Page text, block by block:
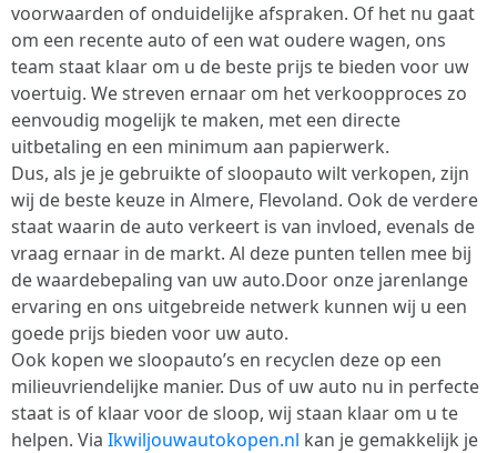
voorwaarden of onduidelijke afspraken. Of het nu gaat
om een recente auto of een wat oudere wagen, ons
team staat klaar om u de beste prijs te bieden voor uw
voertuig. We streven ernaar om het verkoopproces zo
eenvoudig mogelijk te maken, met een directe
uitbetaling en een minimum aan papierwerk.
Dus, als je je gebruikte of sloopauto wilt verkopen, zijn
wij de beste keuze in Almere, Flevoland. Ook de verdere
staat waarin de auto verkeert is van invloed, evenals de
vraag ernaar in de markt. Al deze punten tellen mee bij
de waardebepaling van uw auto.Door onze jarenlange
ervaring en ons uitgebreide netwerk kunnen wij u een
goede prijs bieden voor uw auto.
Ook kopen we sloopauto’s en recyclen deze op een
milieuvriendelijke manier. Dus of uw auto nu in perfecte
staat is of klaar voor de sloop, wij staan klaar om u te
helpen. Via Ikwiljouwautokopen.nl kan je gemakkelijk je